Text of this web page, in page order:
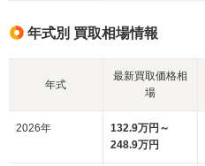
年式別 買取相場情報
年式
最新買取価格相
場
2026年
132.9万円～
248.9万円